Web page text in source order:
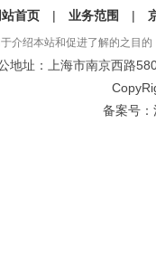
站首页 | 业务范围 |
介绍本站和促进了解的之目
地址：上海市南京西路
备案号：